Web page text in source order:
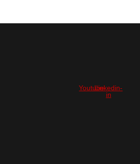
YoutubeLinkedin-
in